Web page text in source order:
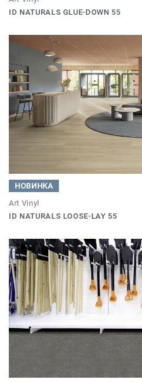
ID NATURALS GLUE-DOWN 55
НОВИНКА
Art Vinyl
ID NATURALS LOOSE-LAY 55